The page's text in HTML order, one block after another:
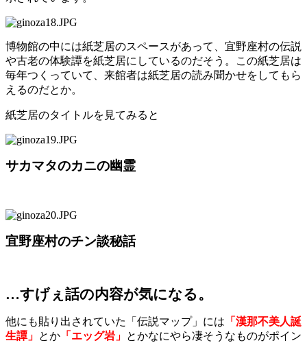
博物館の中には紙芝居のスペースがあって、宜野座村の伝説
や古老の体験譚を紙芝居にしているのだそう。この紙芝居は
毎年つくっていて、来館者は紙芝居の読み聞かせをしてもら
えるのだとか。
紙芝居のタイトルを見てみると
サカマタのカニの幽霊
宜野座村のチン談秘話
…すげぇ話の内容が気になる。
他にも貼り出されていた「伝説マップ」には 「漢那不美人誕
生譚」 とか 「エッグ岩」 とかなにやら凄そうなものがポイン